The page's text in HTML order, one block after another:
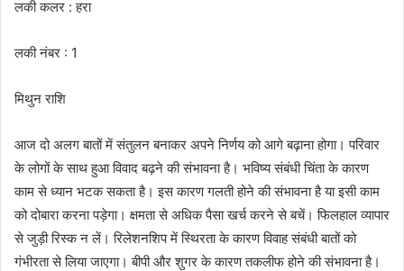
लकी कलर : हरा
लकी नंबर : 1
मिथुन राशि
आज दो अलग बातों में संतुलन बनाकर अपने निर्णय को आगे बढ़ाना होगा। परिवार
के लोगों के साथ हुआ विवाद बढ़ने की संभावना है। भविष्य संबंधी चिंता के कारण
काम से ध्यान भटक सकता है। इस कारण गलती होने की संभावना है या इसी काम
को दोबारा करना पड़ेगा। क्षमता से अधिक पैसा खर्च करने से बचें। फिलहाल व्यापार
से जुड़ी रिस्क न लें। रिलेशनशिप में स्थिरता के कारण विवाह संबंधी बातों को
गंभीरता से लिया जाएगा। बीपी और शुगर के कारण तकलीफ होने की संभावना है।